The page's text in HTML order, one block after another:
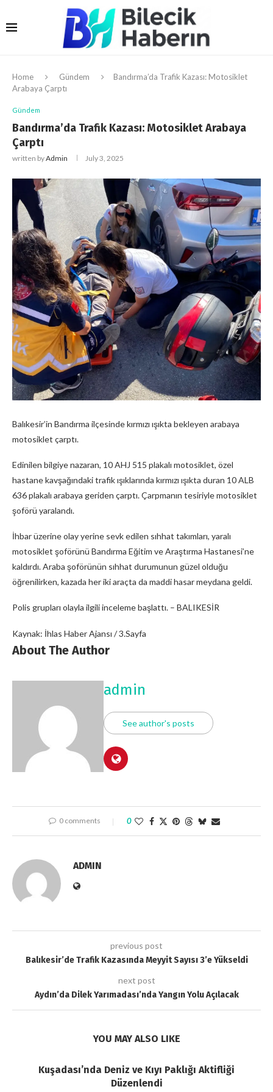
Home Gündem
Bandırma’da Trafik Kazası: Motosiklet
Arabaya Çarptı
Gündem
Bandırma’da Trafik Kazası: Motosiklet Arabaya
Çarptı
written byAdmin July 3, 2025
Balıkesir’in Bandırma ilçesinde kırmızı ışıkta bekleyen arabaya
motosiklet çarptı.
Edinilen bilgiye nazaran, 10 AHJ 515 plakalı motosiklet, özel
hastane kavşağındaki trafik ışıklarında kırmızı ışıkta duran 10 ALB
636 plakalı arabaya geriden çarptı. Çarpmanın tesiriyle motosiklet
şoförü yaralandı.
İhbar üzerine olay yerine sevk edilen sıhhat takımları, yaralı
motosiklet şoförünü Bandırma Eğitim ve Araştırma Hastanesi’ne
kaldırdı. Araba şoförünün sıhhat durumunun güzel olduğu
öğrenilirken, kazada her iki araçta da maddi hasar meydana geldi.
Polis grupları olayla ilgili inceleme başlattı. – BALIKESİR
Kaynak: İhlas Haber Ajansı / 3.Sayfa
About The Author
admin
See author's posts
0 comments 0
ADMIN
previous post
Balıkesir’de Trafik Kazasında Meyyit Sayısı 3’e Yükseldi
next post
Aydın’da Dilek Yarımadası’nda Yangın Yolu Açılacak
YOU MAY ALSO LIKE
Kuşadası’nda Deniz ve Kıyı Paklığı Aktifliği
Düzenlendi